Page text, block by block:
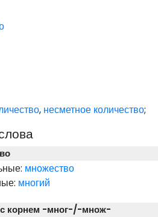
, несметное количество;
множество
многий
с корнем -мног-/-множ-